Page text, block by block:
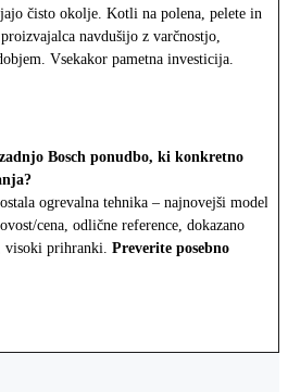
čisto okolje. Kotli na polena, pelete in
navdušijo z varčnostjo,
Vsekakor pametna investicija.
Bosch ponudbo, ki konkretno
ogrevalna tehnika – najnovejši modeli
cena, odlične reference, dokazano
visoki prihranki. Preverite posebno